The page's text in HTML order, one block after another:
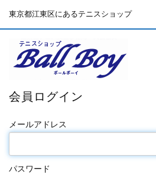
東京都江東区にあるテニスショップ
会員ログイン
メールアドレス
パスワード